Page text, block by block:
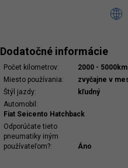
Dodatočné informácie
Počet kilometrov:
2000 - 5000km
Miesto používania:
zvyčajne v
Štýl jazdy:
kľudný
Automobil:
Fiat Seicento Hatchback
Odporúčate tieto
pneumatiky iným
používateľom?:
Áno